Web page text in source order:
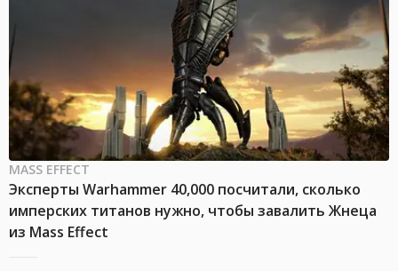
MASS EFFECT
Эксперты Warhammer 40,000 посчитали, сколько
имперских титанов нужно, чтобы завалить Жнеца
из Mass Effect